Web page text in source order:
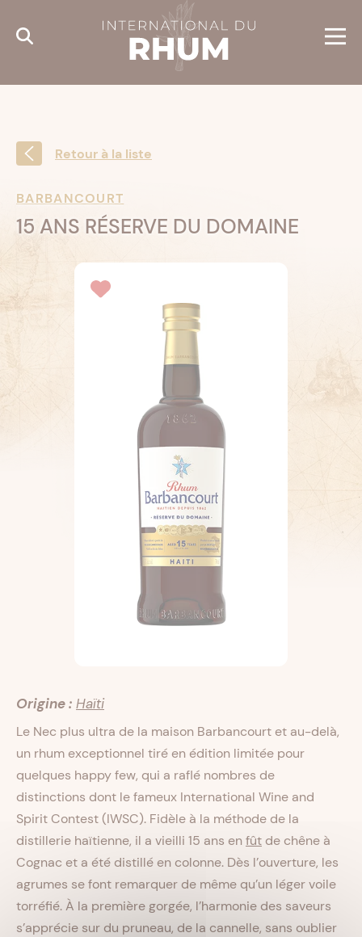
Retour à la liste
BARBANCOURT
15 ANS RÉSERVE DU DOMAINE
Origine : Haïti
Le Nec plus ultra de la maison Barbancourt et au-delà,
un rhum exceptionnel tiré en édition limitée pour
quelques happy few, qui a raflé nombres de
distinctions dont le fameux International Wine and
Spirit Contest (IWSC). Fidèle à la méthode de la
distillerie haïtienne, il a vieilli 15 ans enfût de chêne à
Cognac et a été distillé en colonne. Dès l’ouverture, les
agrumes se font remarquer de même qu’un léger voile
torréfié. À la première gorgée, l’harmonie des saveurs
s’apprécie sur du pruneau, de la cannelle, sans oublier
Cookies management panel